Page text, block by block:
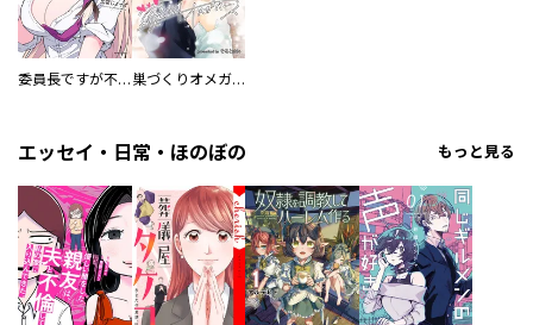
委員長ですが不良になるほど恋してます！ 巣づくりオメガバース
エッセイ・日常・ほのぼの もっと見る